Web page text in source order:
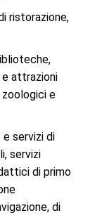
ristorazione,
e attrazioni
zoologici e
servizi di
servizi
di primo
di